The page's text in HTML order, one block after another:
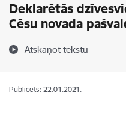
Deklarētās
Cēsu novada
Atskaņot tekstu
Publicēts: 22.01.2021.